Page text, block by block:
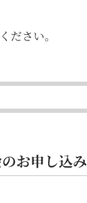
ださい。
お申し込み